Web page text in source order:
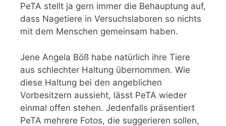
PeTA stellt ja gern immer die Behauptung auf,
dass Nagetiere in Versuchslaboren so nichts
mit dem Menschen gemeinsam haben.
Jene Angela Böß habe natürlich ihre Tiere
aus schlechter Haltung übernommen. Wie
diese Haltung bei den angeblichen
Vorbesitzern aussieht, lässt PeTA wieder
einmal offen stehen. Jedenfalls präsentiert
PeTA mehrere Fotos, die suggerieren sollen,